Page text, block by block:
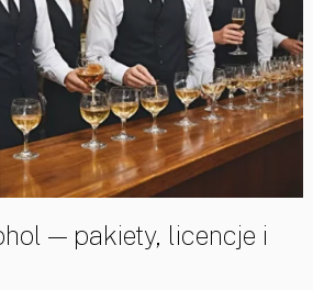
— pakiety, licencje i